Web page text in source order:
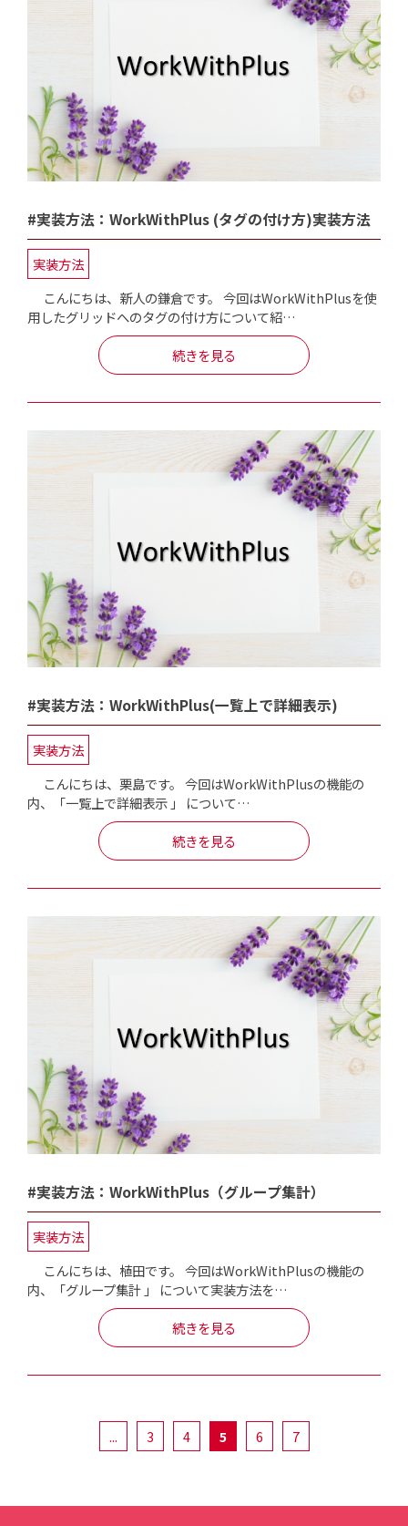
#実装方法：WorkWithPlus (タグの付け方)実装方法
実装方法
こんにちは、新人の鎌倉です。 今回はWorkWithPlusを使
用したグリッドへのタグの付け方について紹…
続きを見る
#実装方法：WorkWithPlus(一覧上で詳細表示)
実装方法
こんにちは、栗島です。 今回はWorkWithPlusの機能の
内、「一覧上で詳細表示 」 について…
続きを見る
#実装方法：WorkWithPlus（グループ集計）
実装方法
こんにちは、植田です。 今回はWorkWithPlusの機能の
内、「グループ集計 」 について実装方法を…
続きを見る
... 3 4 5 6 7